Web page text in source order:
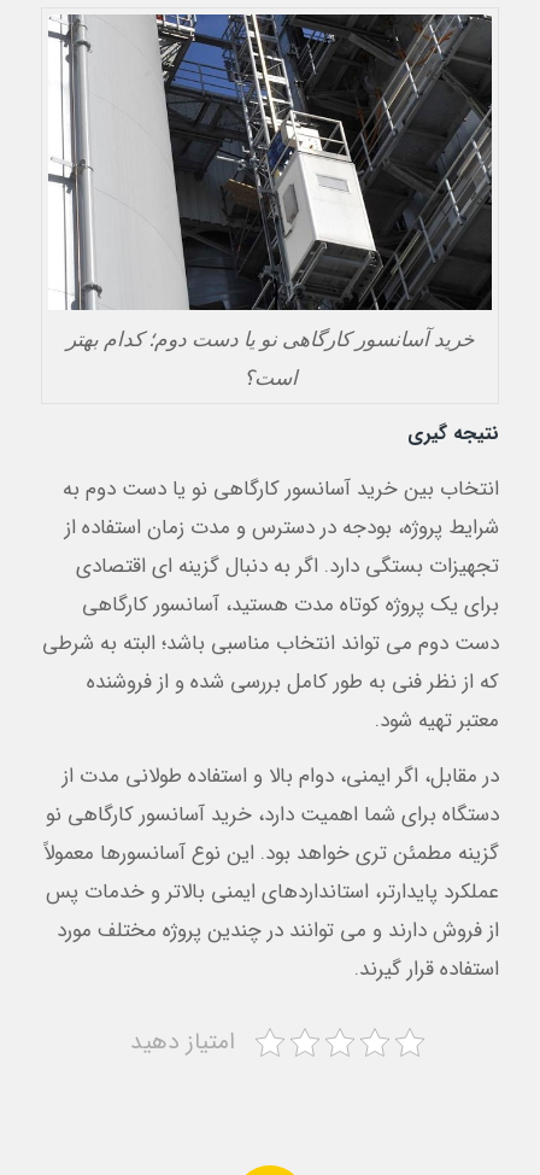
خرید آسانسور کارگاهی نو یا دست دوم؛ کدام بهتر
است؟
نتیجه گیری
انتخاب بین خرید آسانسور کارگاهی نو یا دست دوم به
شرایط پروژه، بودجه در دسترس و مدت زمان استفاده از
تجهیزات بستگی دارد. اگر به دنبال گزینه ای اقتصادی
برای یک پروژه کوتاه مدت هستید، آسانسور کارگاهی
دست دوم می تواند انتخاب مناسبی باشد؛ البته به شرطی
که از نظر فنی به طور کامل بررسی شده و از فروشنده
معتبر تهیه شود.
در مقابل، اگر ایمنی، دوام بالا و استفاده طولانی مدت از
دستگاه برای شما اهمیت دارد، خرید آسانسور کارگاهی نو
گزینه مطمئن تری خواهد بود. این نوع آسانسورها معمولاً
عملکرد پایدارتر، استانداردهای ایمنی بالاتر و خدمات پس
از فروش دارند و می توانند در چندین پروژه مختلف مورد
استفاده قرار گیرند.
امتیاز دهید